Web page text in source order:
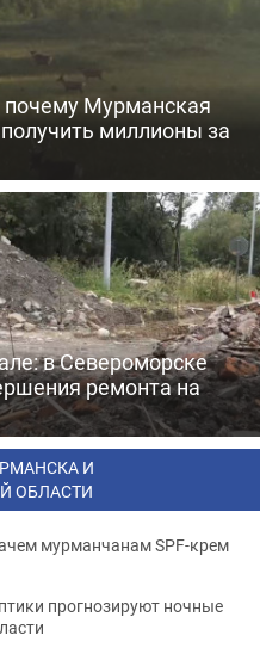
Мурманская
миллионы за
в Североморске
ремонта на
И
ОБЛАСТИ
мурманчанам SPF-крем
прогнозируют ночные